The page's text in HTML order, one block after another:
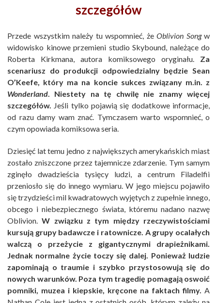
szczegółów
Przede wszystkim należy tu wspomnieć, że Oblivion Songw
widowisko kinowe przemieni studio Skybound, należące do
Roberta Kirkmana, autora komiksowego oryginału. Za
scenariusz do produkcji odpowiedzialny będzie Sean
O’Keefe, który ma na koncie sukces związany m.in. z
Wonderland . Niestety na tę chwilę nie znamy więcej
szczegółów. Jeśli tylko pojawią się dodatkowe informacje,
od razu damy wam znać. Tymczasem warto wspomnieć, o
czym opowiada komiksowa seria.
Dziesięć lat temu jedno z największych amerykańskich miast
zostało zniszczone przez tajemnicze zdarzenie. Tym samym
zginęło dwadzieścia tysięcy ludzi, a centrum Filadelfii
przeniosło się do innego wymiaru. W jego miejscu pojawiło
się trzydzieści mil kwadratowych wyjętych z zupełnie innego,
obcego i niebezpiecznego świata, któremu nadano nazwę
Oblivion.W związku z tym między rzeczywistościami
kursują grupy badawcze i ratownicze. A grupy ocalałych
walczą o przeżycie z gigantycznymi drapieżnikami.
Jednak normalne życie toczy się dalej. Ponieważ ludzie
zapominają o traumie i szybko przystosowują się do
nowych warunków. Poza tym tragedię pomagają oswoić
pomniki, muzea i kiepskie, kręcone na faktach filmy. A